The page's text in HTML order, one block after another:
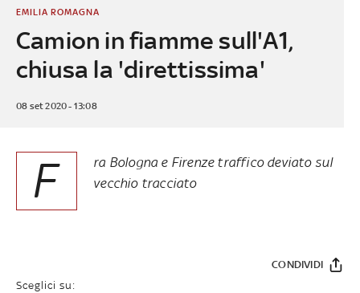
Camion in fiamme sull'A1,
chiusa la 'direttissima'
EMILIA ROMAGNA
08 set 2020 - 13:08
F
ra Bologna e Firenze traffico deviato sul
vecchio tracciato
Sceglici su:
CONDIVIDI